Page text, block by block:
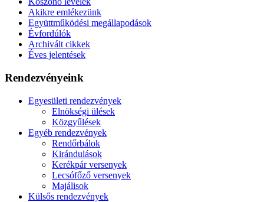
Akikre emlékezünk
Együttműködési megállapodások
Évfordúlók
Archivált cikkek
Éves jelentések
Rendezvényeink
Egyesületi rendezvények
Elnökségi ülések
Közgyűlések
Egyéb rendezvények
Rendőrbálok
Kirándulások
Kerékpár versenyek
Lecsófőző versenyek
Majálisok
Külsős rendezvények